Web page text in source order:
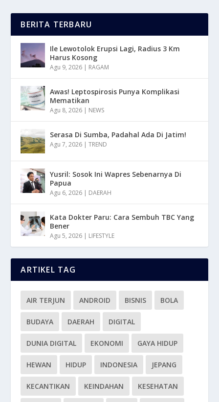
BERITA TERBARU
Ile Lewotolok Erupsi Lagi, Radius 3 Km
Harus Kosong
Agu 9, 2026 | RAGAM
Awas! Leptospirosis Punya Komplikasi
Mematikan
Agu 8, 2026 | NEWS
Serasa Di Sumba, Padahal Ada Di Jatim!
Agu 7, 2026 |TREND
Yusril: Sosok Ini Wapres Sebenarnya Di
Papua
Agu 6, 2026 | DAERAH
Kata Dokter Paru: Cara Sembuh TBC Yang
Bener
Agu 5, 2026 | LIFESTYLE
ARTIKEL TAG
AIR TERJUN ANDROID BISNIS BOLA
BUDAYA DAERAH DIGITAL
DUNIA DIGITAL EKONOMI GAYA HIDUP
HEWAN HIDUP INDONESIA JEPANG
KECANTIKAN KEINDAHAN KESEHATAN